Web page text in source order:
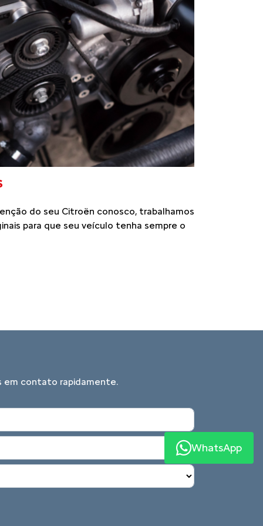
feito para atender as suas
os melhores benefícios para
reboque 24 horas, consórcio, pós-
WhatsApp